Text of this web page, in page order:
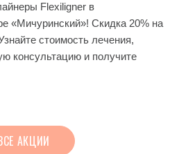
Flexiligner в
«Мичуринский»! Скидка 20% на
стоимость лечения,
консультацию и получите
АКЦИИ